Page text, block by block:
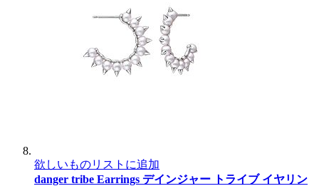
欲しいものリストに追加
danger tribe Earrings デインジャー トライブ イヤリン